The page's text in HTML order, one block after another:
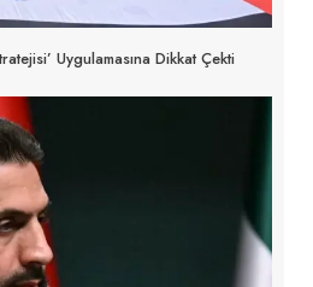
Uygulamasına Dikkat Çekti